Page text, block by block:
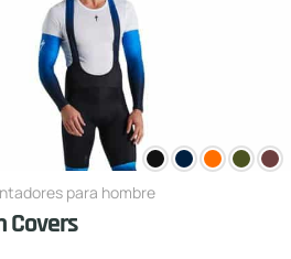
para hombre
Covers